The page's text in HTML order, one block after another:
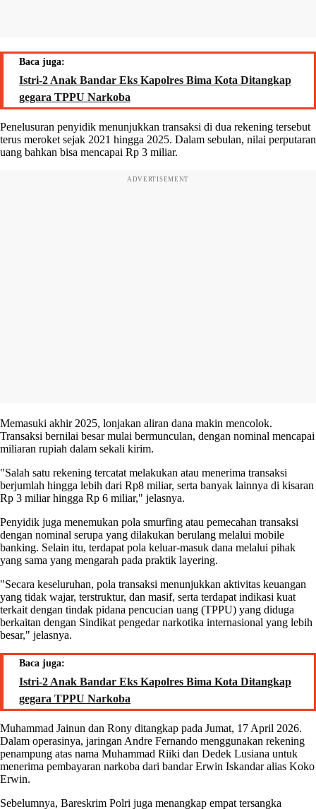
Baca juga:
Istri-2 Anak Bandar Eks Kapolres Bima Kota Ditangkap
gegara TPPU Narkoba
Penelusuran penyidik menunjukkan transaksi di dua rekening tersebut
terus meroket sejak 2021 hingga 2025. Dalam sebulan, nilai perputaran
uang bahkan bisa mencapai Rp 3 miliar.
ADVERTISEMENT
Memasuki akhir 2025, lonjakan aliran dana makin mencolok.
Transaksi bernilai besar mulai bermunculan, dengan nominal mencapai
miliaran rupiah dalam sekali kirim.
"Salah satu rekening tercatat melakukan atau menerima transaksi
berjumlah hingga lebih dari Rp8 miliar, serta banyak lainnya di kisaran
Rp 3 miliar hingga Rp 6 miliar," jelasnya.
Penyidik juga menemukan pola smurfing atau pemecahan transaksi
dengan nominal serupa yang dilakukan berulang melalui mobile
banking. Selain itu, terdapat pola keluar-masuk dana melalui pihak
yang sama yang mengarah pada praktik layering.
"Secara keseluruhan, pola transaksi menunjukkan aktivitas keuangan
yang tidak wajar, terstruktur, dan masif, serta terdapat indikasi kuat
terkait dengan tindak pidana pencucian uang (TPPU) yang diduga
berkaitan dengan Sindikat pengedar narkotika internasional yang lebih
besar," jelasnya.
Baca juga:
Istri-2 Anak Bandar Eks Kapolres Bima Kota Ditangkap
gegara TPPU Narkoba
Muhammad Jainun dan Rony ditangkap pada Jumat, 17 April 2026.
Dalam operasinya, jaringan Andre Fernando menggunakan rekening
penampung atas nama Muhammad Riiki dan Dedek Lusiana untuk
menerima pembayaran narkoba dari bandar Erwin Iskandar alias Koko
Erwin.
Sebelumnya, Bareskrim Polri juga menangkap empat tersangka